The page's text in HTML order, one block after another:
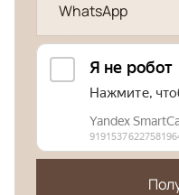
WhatsApp